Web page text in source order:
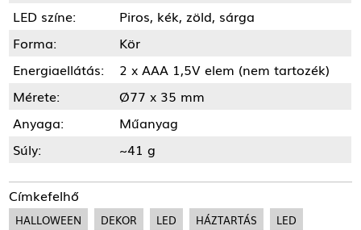
LED színe:
Piros, kék, zöld, sárga
Forma:
Kör
Energiaellátás:
2 x AAA 1,5V elem (nem tartozék)
Mérete:
Ø77 x 35 mm
Anyaga:
Műanyag
Súly:
~41 g
Címkefelhő
HALLOWEEN DEKOR LED HÁZTARTÁS
LED